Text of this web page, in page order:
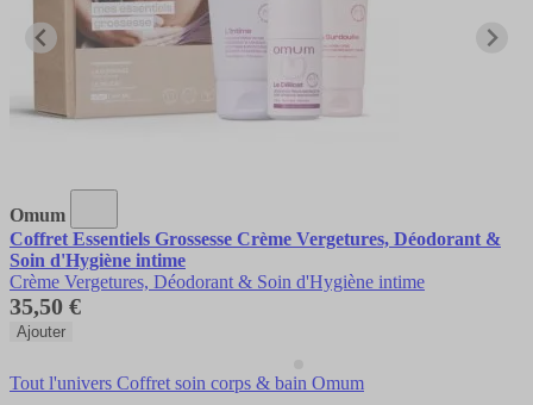
Omum
Coffret Essentiels Grossesse Crème Vergetures, Déodorant &
Soin d'Hygiène intime
Crème Vergetures, Déodorant & Soin d'Hygiène intime
35,50 €
Ajouter
Tout l'univers Coffret soin corps & bain Omum